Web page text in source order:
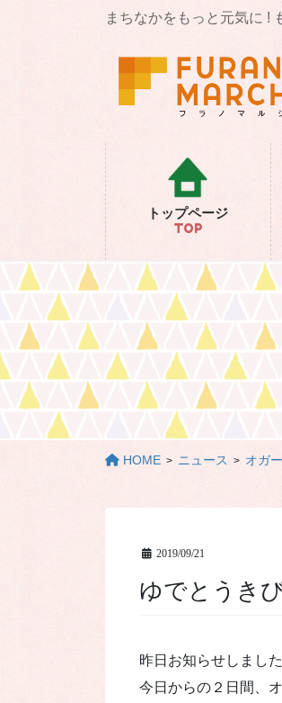
まちなかをもっと元気に !
トップページ
TOP
HOME ニュース オガ
2019/09/21
ゆでとうき
昨日お知らせしました
今日からの２日間、